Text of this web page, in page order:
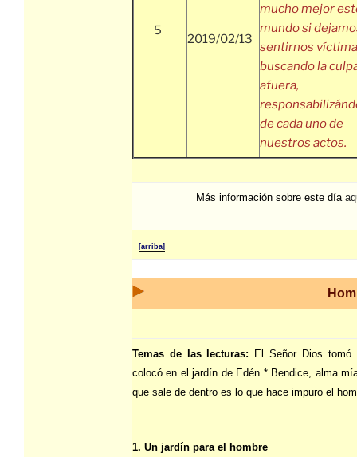
5
2019/02/13
mucho mejor
mundo si
sentirnos
buscando la
afuera,
de cada uno de
nuestros actos.
Más información sobre este día
[arriba]
Temas de las lecturas:
El Señor Dios
colocó en el jardín de Edén * Bendice, alma
que sale de dentro es lo que hace impuro el
1. Un jardín para el hombre